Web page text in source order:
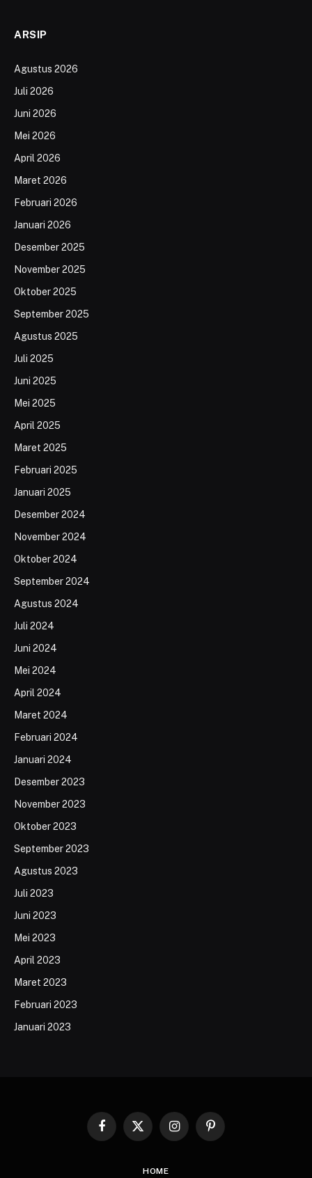
ARSIP
Agustus 2026
Juli 2026
Juni 2026
Mei 2026
April 2026
Maret 2026
Februari 2026
Januari 2026
Desember 2025
November 2025
Oktober 2025
September 2025
Agustus 2025
Juli 2025
Juni 2025
Mei 2025
April 2025
Maret 2025
Februari 2025
Januari 2025
Desember 2024
November 2024
Oktober 2024
September 2024
Agustus 2024
Juli 2024
Juni 2024
Mei 2024
April 2024
Maret 2024
Februari 2024
Januari 2024
Desember 2023
November 2023
Oktober 2023
September 2023
Agustus 2023
Juli 2023
Juni 2023
Mei 2023
April 2023
Maret 2023
Februari 2023
Januari 2023
Facebook
X
InstagramPinterest
HOME